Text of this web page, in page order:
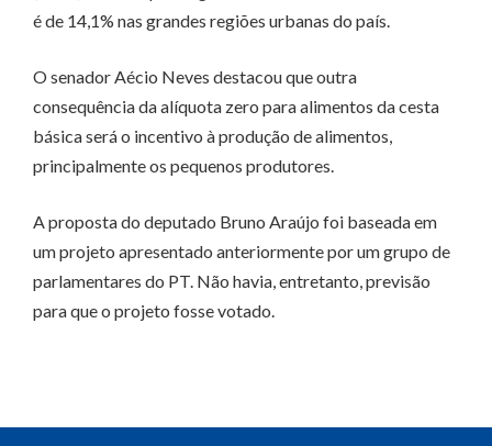
é de 14,1% nas grandes regiões urbanas do país.
O senador Aécio Neves destacou que outra
consequência da alíquota zero para alimentos da cesta
básica será o incentivo à produção de alimentos,
principalmente os pequenos produtores.
A proposta do deputado Bruno Araújo foi baseada em
um projeto apresentado anteriormente por um grupo de
parlamentares do PT. Não havia, entretanto, previsão
para que o projeto fosse votado.